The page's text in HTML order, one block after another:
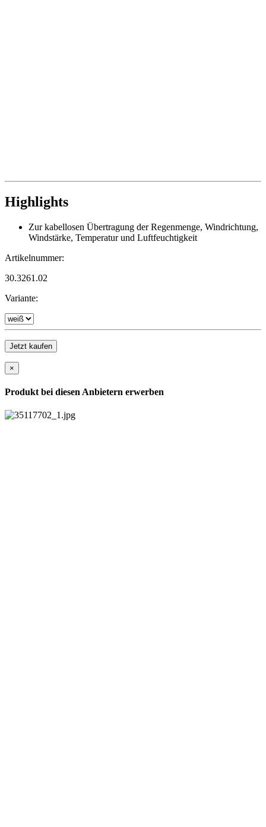
Highlights
Zur kabellosen Übertragung der Regenmenge, Windrichtung,
Windstärke, Temperatur und Luftfeuchtigkeit
Artikelnummer:
30.3261.02
Variante:
Jetzt kaufen
×
Produkt bei diesen Anbietern erwerben